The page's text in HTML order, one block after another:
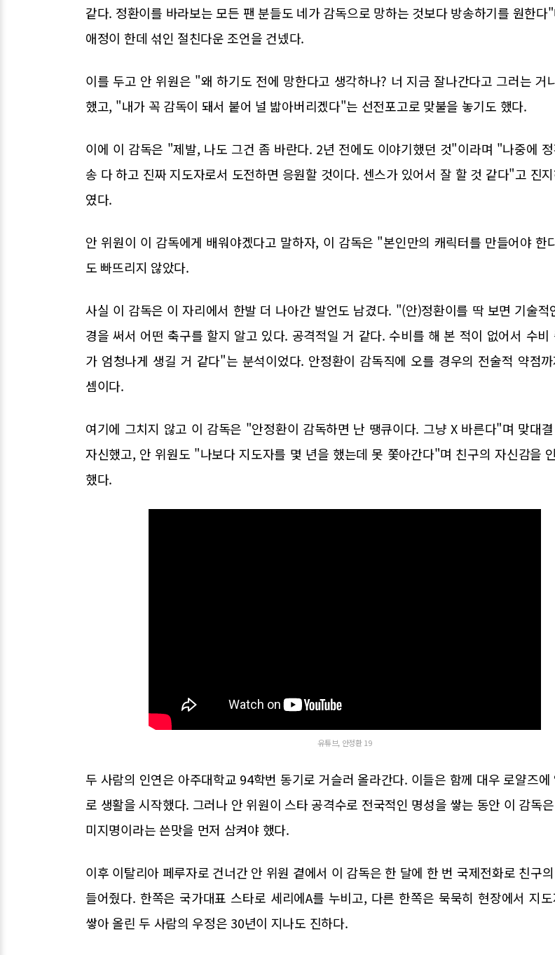
같다. 정환이를 바라보는 모든 팬 분들도 네가 감독으로 망하는 것보다 방송하기를 원한다
애정이 한데 섞인 절친다운 조언을 건넸다.
이를 두고 안 위원은 "왜 하기도 전에 망한다고 생각하나? 너 지금 잘나간다고 그러는 거
했고, "내가 꼭 감독이 돼서 붙어 널 밟아버리겠다"는 선전포고로 맞불을 놓기도 했다.
이에 이 감독은 "제발, 나도 그건 좀 바란다. 2년 전에도 이야기했던 것"이라며 "나중에
송 다 하고 진짜 지도자로서 도전하면 응원할 것이다. 센스가 있어서 잘 할 것 같다"고 진
였다.
안 위원이 이 감독에게 배워야겠다고 말하자, 이 감독은 "본인만의 캐릭터를 만들어야 한
도 빠뜨리지 않았다.
사실 이 감독은 이 자리에서 한발 더 나아간 발언도 남겼다. "(안)정환이를 딱 보면 기술적
경을 써서 어떤 축구를 할지 알고 있다. 공격적일 거 같다. 수비를 해 본 적이 없어서 수비
가 엄청나게 생길 거 같다"는 분석이었다. 안정환이 감독직에 오를 경우의 전술적 약점
셈이다.
여기에 그치지 않고 이 감독은 "안정환이 감독하면 난 땡큐이다. 그냥 X 바른다"며 맞대
자신했고, 안 위원도 "나보다 지도자를 몇 년을 했는데 못 쫓아간다"며 친구의 자신감을
했다.
유튜브, 안정환 19
두 사람의 인연은 아주대학교 94학번 동기로 거슬러 올라간다. 이들은 함께 대우 로얄즈에
로 생활을 시작했다. 그러나 안 위원이 스타 공격수로 전국적인 명성을 쌓는 동안 이 감독
미지명이라는 쓴맛을 먼저 삼켜야 했다.
이후 이탈리아 페루자로 건너간 안 위원 곁에서 이 감독은 한 달에 한 번 국제전화로 친구
들어줬다. 한쪽은 국가대표 스타로 세리에A를 누비고, 다른 한쪽은 묵묵히 현장에서 지
쌓아 올린 두 사람의 우정은 30년이 지나도 진하다.